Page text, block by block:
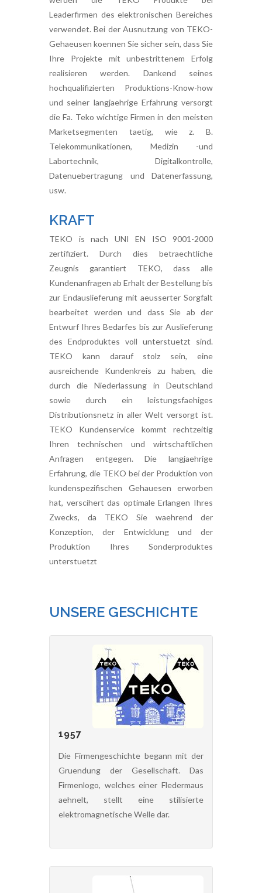
Leaderfirmen des elektronischen Bereiches
verwendet. Bei der Ausnutzung von TEKO-
Gehaeusen koennen Sie sicher sein, dass Sie
Ihre Projekte mit unbestrittenem Erfolg
realisieren werden. Dankend seines
hochqualifizierten Produktions-Know-how
und seiner langjaehrige Erfahrung versorgt
die Fa. Teko wichtige Firmen in den meisten
Marketsegmenten taetig, wie z. B.
Telekommunikationen, Medizin -und
Labortechnik, Digitalkontrolle,
Datenuebertragung und Datenerfassung,
usw.
KRAFT
TEKO is nach UNI EN ISO 9001-2000
zertifiziert. Durch dies betraechtliche
Zeugnis garantiert TEKO, dass alle
Kundenanfragen ab Erhalt der Bestellung bis
zur Endauslieferung mit aeusserter Sorgfalt
bearbeitet werden und dass Sie ab der
Entwurf Ihres Bedarfes bis zur Auslieferung
des Endproduktes voll unterstuetzt sind.
TEKO kann darauf stolz sein, eine
ausreichende Kundenkreis zu haben, die
durch die Niederlassung in Deutschland
sowie durch ein leistungsfaehiges
Distributionsnetz in aller Welt versorgt ist.
TEKO Kundenservice kommt rechtzeitig
Ihren technischen und wirtschaftlichen
Anfragen entgegen. Die langjaehrige
Erfahrung, die TEKO bei der Produktion von
kundenspezifischen Gehauesen erworben
hat, verscihert das optimale Erlangen Ihres
Zwecks, da TEKO Sie waehrend der
Konzeption, der Entwicklung und der
Produktion Ihres Sonderproduktes
unterstuetzt
UNSERE GESCHICHTE
1957
Die Firmengeschichte begann mit der
Gruendung der Gesellschaft. Das
Firmenlogo, welches einer Fledermaus
aehnelt, stellt eine stilisierte
elektromagnetische Welle dar.